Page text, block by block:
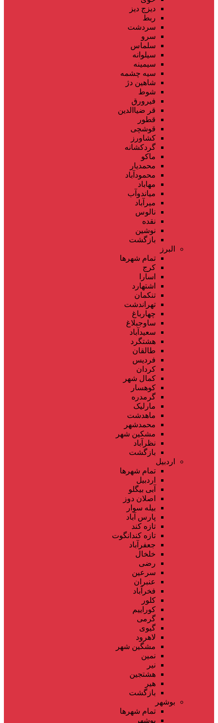
دیزج دیز
ربط
سردشت
سرو
سلماس
سیلوانه
سیمینه
سیه چشمه
شاهین دژ
شوط
فیرورق
قر ضیاالدین
قطور
قوشچی
کشاورز
گردکشانه
ماکو
محمدیار
محمودآباد
مهاباد
میاندوآب
میرآباد
نالوس
نقده
نوشین
بازگشت
البرز
تمام شهر‌ها
کرج
اسارا
اشتهارد
تنکمان
تهراندشت
چهارباغ
ساوجبلاغ
سعیدآباد
هشتگرد
طالقان
فردیس
کردان
کمال شهر
کوهسار
گرمدره
مارلیک
ماهدشت
محمدشهر
مشکین شهر
نظرآباد
بازگشت
اردبیل
تمام شهر‌ها
اردبیل
آبی بیگلو
اصلان دوز
بیله سوار
پارس آباد
تازه کند
تازه کندانگوت
جعفرآباد
خلخال
رضی
سرعین
عنبران
فخرآباد
کلور
کوراییم
گرمی
گیوی
لاهرود
مشگین شهر
نمین
نیر
هشتجین
هیر
بازگشت
بوشهر
تمام شهر‌ها
بوشهر